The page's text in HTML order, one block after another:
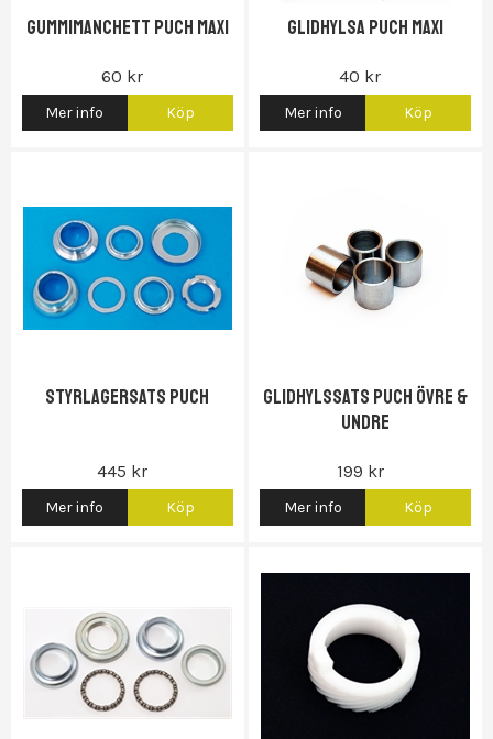
Gummimanchett Puch Maxi
60 kr
Mer info Köp
Glidhylsa Puch Maxi
40 kr
Mer info Köp
Styrlagersats Puch
445 kr
Mer info Köp
Glidhylssats Puch övre &
undre
199 kr
Mer info Köp